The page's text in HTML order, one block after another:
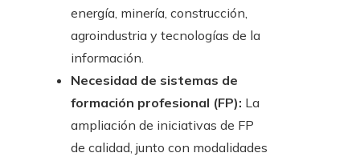
energía, minería, construcción,
agroindustria y tecnologías de la
información.
Necesidad de sistemas de
formación profesional (FP): La
ampliación de iniciativas de FP
de calidad, junto con modalidades